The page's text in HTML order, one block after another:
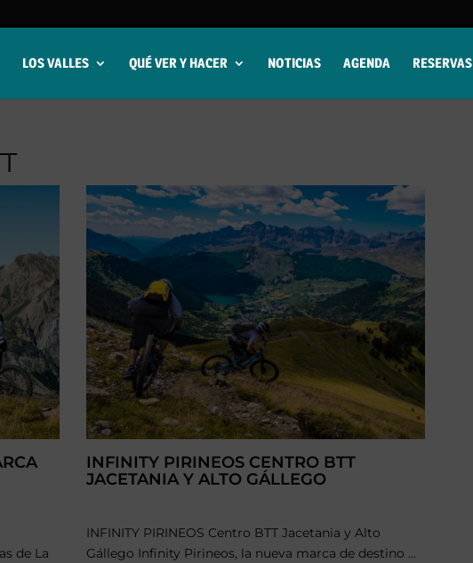
LOS VALLES QUÉ VER Y HACER NOTICIAS AGENDA RESERVAS
de La
INFINITY PIRINEOS CENTRO BTT
JACETANIA Y ALTO GÁLLEGO
INFINITY PIRINEOS Centro BTT Jacetania y Alto
Gállego Infinity Pirineos, la nueva marca de destino ...